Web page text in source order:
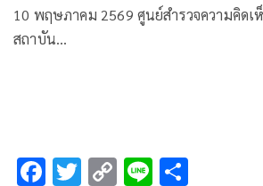
10 พฤษภาคม 2569 ศูนย์สำรวจความคิดเ
สถาบัน…
F T C Li